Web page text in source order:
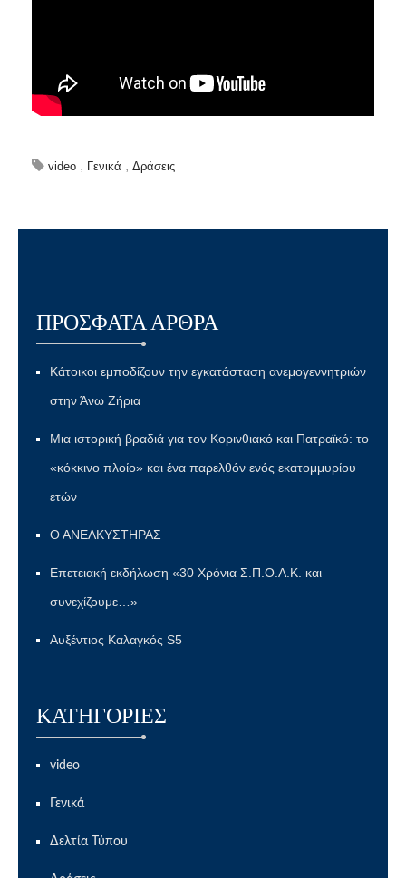
video , Γενικά , Δράσεις
ΠΡΌΣΦΑΤΑ ΆΡΘΡΑ
Κάτοικοι εμποδίζουν την εγκατάσταση ανεμογεννητριών
στην Άνω Ζήρια
Μια ιστορική βραδιά για τον Κορινθιακό και Πατραϊκό: το
«κόκκινο πλοίο» και ένα παρελθόν ενός εκατομμυρίου
ετών
Ο ΑΝΕΛΚΥΣΤΗΡΑΣ
Επετειακή εκδήλωση «30 Χρόνια Σ.Π.Ο.Α.Κ. και
συνεχίζουμε…»
Αυξέντιος Καλαγκός S5
KΑΤΗΓΟΡΊΕΣ
video
Γενικά
Δελτία Τύπου